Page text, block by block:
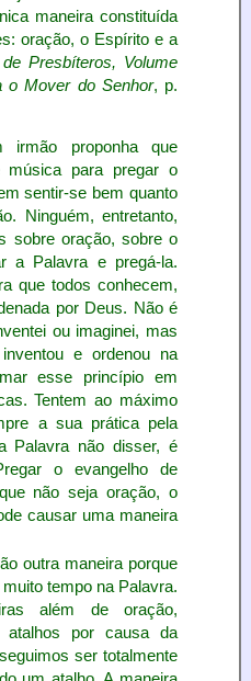
maneira constituída
oração, o Espírito e a
Presbíteros, Volume
o Mover do Senhor, p.
irmão proponha que
música para pregar o
sentir-se bem quanto
Ninguém, entretanto,
sobre oração, sobre o
a Palavra e pregá-la.
que todos conhecem,
por Deus. Não é
ou imaginei, mas
e ordenou na
esse princípio em
Tentem ao máximo
a sua prática pela
Palavra não disser, é
o evangelho de
não seja oração, o
causar uma maneira
outra maneira porque
tempo na Palavra.
além de oração,
por causa da
ser totalmente